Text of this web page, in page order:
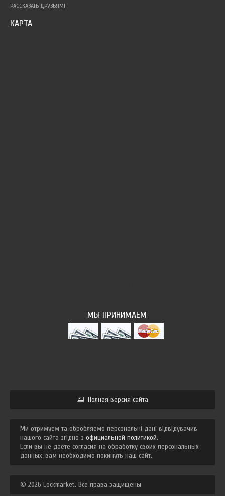
РАССКАЗАТЬ ДРУЗЬЯМ!
КАРТА
МЫ ПРИНИМАЕМ
Полная версия сайта
Ми отримуем та обробляемо персональні дані відвідувачив
нашого сайта згідно з официальной политикой.
Если вы не даете согласия на обработку своих персональных
данных, вам необходимо покинуть наш сайт.
© 2026 Lockmarket. Все права защищены